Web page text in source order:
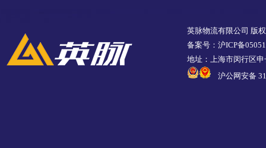
英脉物流有限公司 版
备案号：沪ICP备
地址：上海市闵行区
沪公网安备